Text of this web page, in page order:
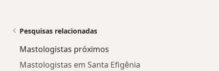
Pesquisas relacionadas
Mastologistas próximos
Mastologistas em Santa Efigênia